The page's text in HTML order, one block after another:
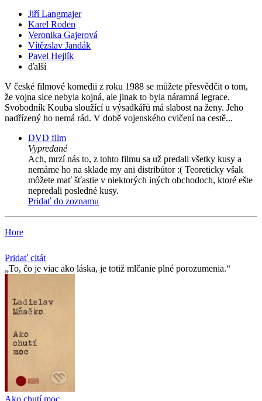
Jiří Langmajer
Karel Roden
Veronika Gajerová
Vítězslav Jandák
Pavel Hejlík
ďalší
V české filmové komedii z roku 1988 se můžete přesvědčit o tom,
že vojna sice nebyla kojná, ale jinak to byla náramná legrace.
Svobodník Kouba sloužící u výsadkářů má slabost na ženy. Jeho
nadřízený ho nemá rád. V době vojenského cvičení na cestě...
DVD film
Vypredané
Ach, mrzí nás to, z tohto filmu sa už predali všetky kusy a
nemáme ho na sklade my ani distribútor :( Teoreticky však
môžete mať šťastie v niektorých iných obchodoch, ktoré ešte
nepredali posledné kusy.
Pridať do zoznamu
Hore
Pridať citát
To, čo je viac ako láska, je totiž mlčanie plné porozumenia.